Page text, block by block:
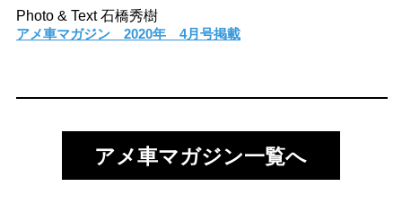
Photo & Text 石橋秀樹
アメ車マガジン 2020年 4月号掲載
アメ車マガジン一覧へ